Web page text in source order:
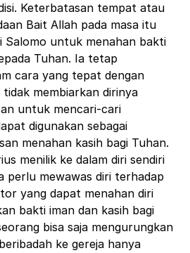
Keterbatasan tempat atau
Bait Allah pada masa itu
Salomo untuk menahan bakti
Tuhan. Ia tetap
cara yang tepat dengan
membiarkan dirinya
untuk mencari-cari
digunakan sebagai
menahan kasih bagi Tuhan.
menilik ke dalam diri sendiri
perlu mewawas diri terhadap
yang dapat menahan diri
bakti iman dan kasih bagi
bisa saja mengurungkan
ke gereja hanya